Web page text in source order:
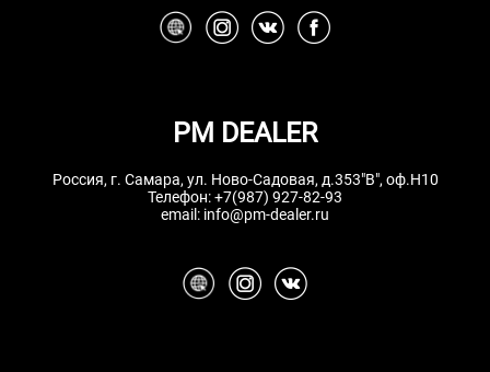
PM DEALER
Россия, г. Самара, ул. Ново-Садовая, д.353"В", оф.Н10
Телефон:+7(987) 927-82-93
email: info@pm-dealer.ru